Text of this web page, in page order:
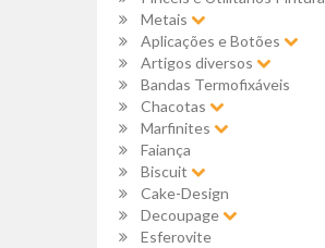
Metais
Aplicações e Botões
Artigos diversos
Bandas Termofixáveis
Chacotas
Marfinites
Faiança
Biscuit
Cake-Design
Decoupage
Esferovite